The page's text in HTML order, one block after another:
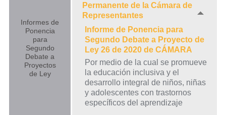
Informes de
Ponencia
para
Segundo
Debate a
Proyectos
de Ley
Permanente de la Cámara de
Representantes
Informe de Ponencia para
Segundo Debate a Proyecto de
Ley 26 de 2020 de CÁMARA
Por medio de la cual se promueve
la educación inclusiva y el
desarrollo integral de niños, niñas
y adolescentes con trastornos
específicos del aprendizaje